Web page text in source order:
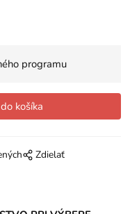
programu
Zdielať